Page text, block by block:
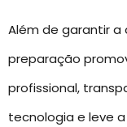
Além de garantir a
preparação
profissional,
tecnologia e leve